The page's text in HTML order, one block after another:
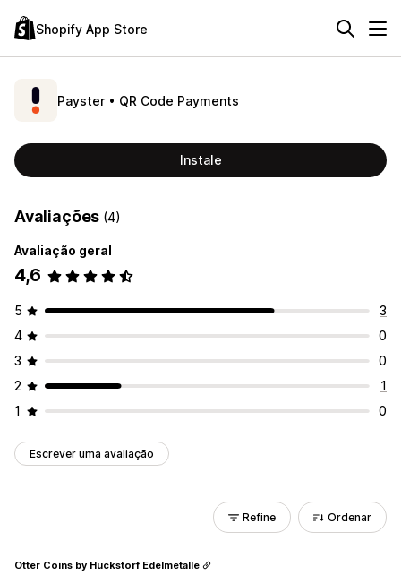
Shopify App Store
Payster • QR Code Payments
Instale
Avaliações (4)
Avaliação geral
4,6
5
3
4
0
3
0
2
1
1
0
Escrever uma avaliação
Refine Ordenar
Otter Coins by Huckstorf Edelmetalle